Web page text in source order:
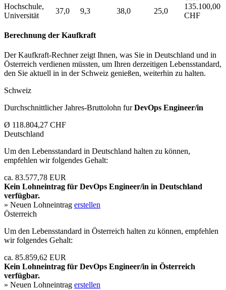
Hochschule,
Universität
37,0 9,3 38,0 25,0
135.100,00
CHF
Berechnung der Kaufkraft
Der Kaufkraft-Rechner zeigt Ihnen, was Sie in Deutschland und in
Österreich verdienen müssten, um Ihren derzeitigen Lebensstandard,
den Sie aktuell in in der Schweiz genießen, weiterhin zu halten.
Schweiz
Durchschnittlicher Jahres-Bruttolohn furDevOps Engineer/in
Ø 118.804,27 CHF
Deutschland
Um den Lebensstandard in Deutschland halten zu können,
empfehlen wir folgendes Gehalt:
ca. 83.577,78 EUR
Kein Lohneintrag für DevOps Engineer/in in Deutschland
verfügbar.
» Neuen Lohneintrag erstellen
Österreich
Um den Lebensstandard in Österreich halten zu können, empfehlen
wir folgendes Gehalt:
ca. 85.859,62 EUR
Kein Lohneintrag für DevOps Engineer/in in Österreich
verfügbar.
» Neuen Lohneintrag erstellen